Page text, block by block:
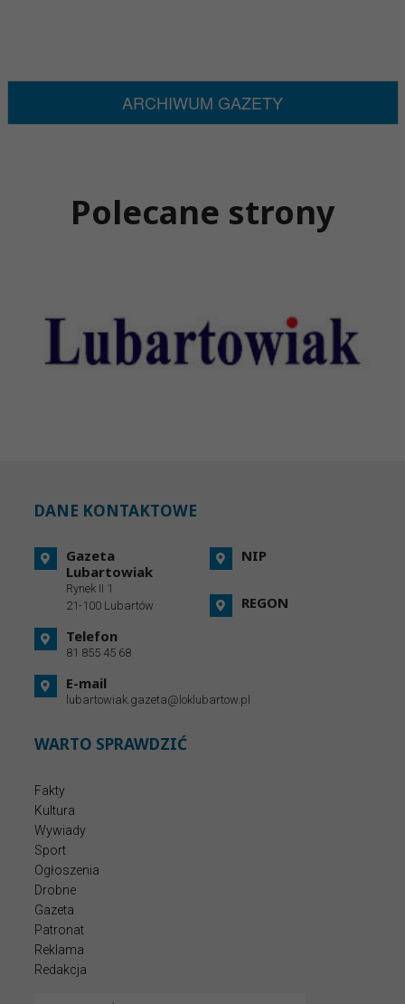
ARCHIWUM GAZETY
Polecane strony
DANE KONTAKTOWE
Gazeta
Lubartowiak
Rynek II 1
21-100 Lubartów
Telefon
81 855 45 68
E-mail
lubartowiak.gazeta@loklubartow.pl
NIP
REGON
WARTO SPRAWDZIĆ
Fakty
Kultura
Wywiady
Sport
Ogłoszenia
Drobne
Gazeta
Patronat
Reklama
Redakcja